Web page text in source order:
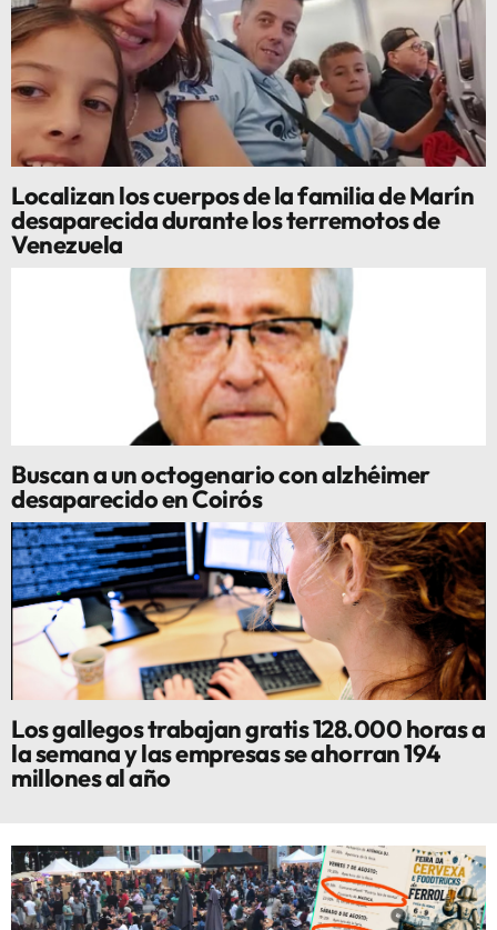
Localizan los cuerpos de la familia de Marín
desaparecida durante los terremotos de
Venezuela
Buscan a un octogenario con alzhéimer
desaparecido en Coirós
Los gallegos trabajan gratis 128.000 horas a
la semana y las empresas se ahorran 194
millones al año